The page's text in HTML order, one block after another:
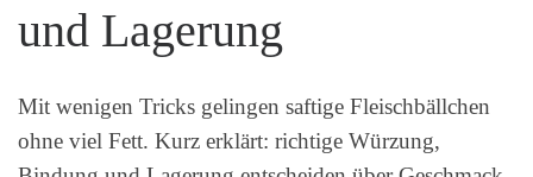
und Lagerung
Mit wenigen Tricks gelingen saftige Fleischbällchen
ohne viel Fett. Kurz erklärt: richtige Würzung,